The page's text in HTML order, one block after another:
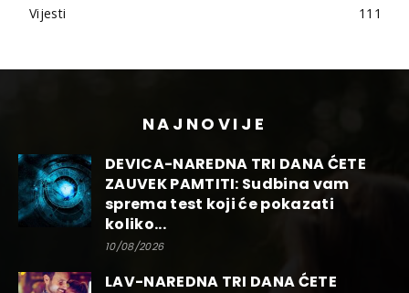
Vijesti
111
NAJNOVIJE
DEVICA-NAREDNA TRI DANA ĆETE
ZAUVEK PAMTITI: Sudbina vam
sprema test koji će pokazati
koliko...
10/08/2026
LAV-NAREDNA TRI DANA ĆETE